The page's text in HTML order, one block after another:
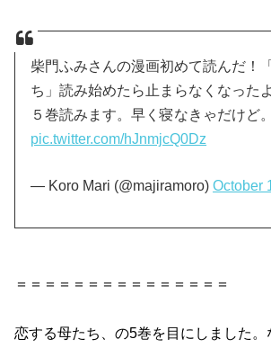
柴門ふみさんの漫画初めて読んだ！
ち」読み始めたら止まらなくなった
５巻読みます。早く寝なきゃだけど。
pic.twitter.com/hJnmjcQ0Dz
— Koro Mari (@majiramoro)October
＝＝＝＝＝＝＝＝＝＝＝＝＝＝＝
恋する母たち、の5巻を目にしました。